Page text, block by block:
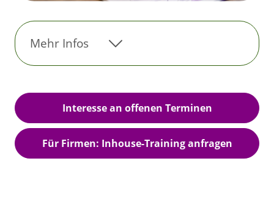
Mehr Infos
Interesse an offenen Terminen
Für Firmen: Inhouse-Training anfragen